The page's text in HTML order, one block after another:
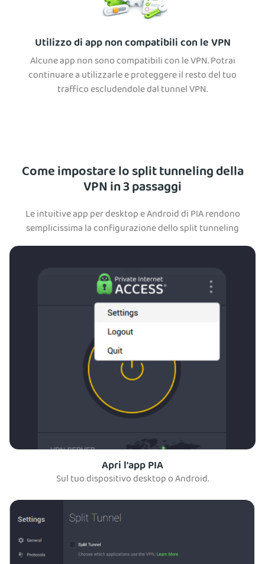
Utilizzo di app non compatibili con le VPN
Alcune app non sono compatibili con le VPN. Potrai
continuare a utilizzarle e proteggere il resto del tuo
traffico escludendole dal tunnel VPN.
Come impostare lo split tunneling della
VPN in 3 passaggi
Le intuitive app per desktop e Android di PIA rendono
semplicissima la configurazione dello split tunneling
Apri l'app PIA
Sul tuo dispositivo desktop o Android.